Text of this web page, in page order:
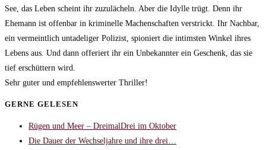
See, das Leben scheint ihr zuzulächeln. Aber die Idylle trügt. Denn ihr
Ehemann ist offenbar in kriminelle Machenschaften verstrickt. Ihr Nachbar,
ein vermeintlich untadeliger Polizist, spioniert die intimsten Winkel ihres
Lebens aus. Und dann offeriert ihr ein Unbekannter ein Geschenk, das sie
tief erschüttern wird.
Sehr guter und empfehlenswerter Thriller!
GERNE GELESEN
Rügen und Meer – DreimalDrei im Oktober
Die Dauer der Wechseljahre und ihre drei…